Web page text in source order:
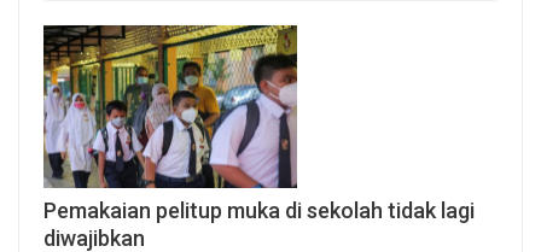
Pemakaian pelitup muka di sekolah tidak lagi
diwajibkan